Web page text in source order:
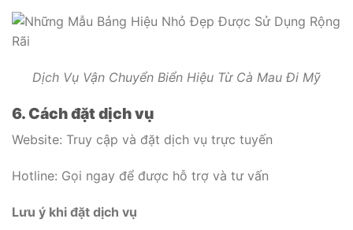
Dịch Vụ Vận Chuyển Biển Hiệu Từ Cà Mau Đi Mỹ
6. Cách đặt dịch vụ
Website: Truy cập và đặt dịch vụ trực tuyến
Hotline: Gọi ngay để được hỗ trợ và tư vấn
Lưu ý khi đặt dịch vụ